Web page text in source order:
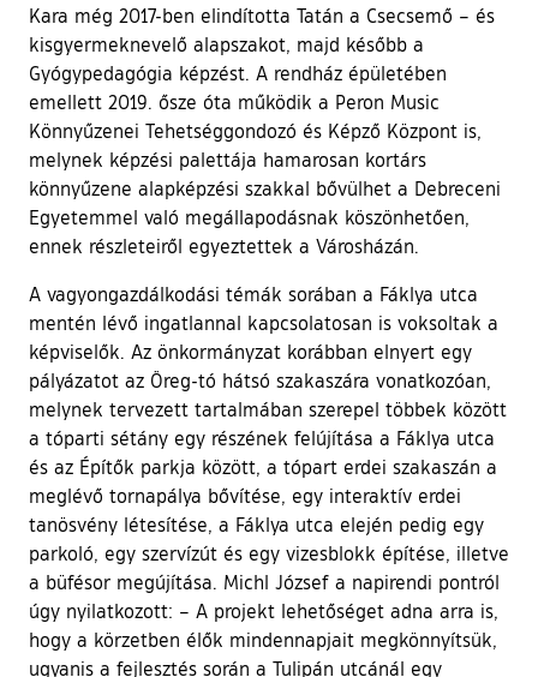
Kara még 2017-ben elindította Tatán a Csecsemő – és
kisgyermeknevelő alapszakot, majd később a
Gyógypedagógia képzést. A rendház épületében
emellett 2019. ősze óta működik a Peron Music
Könnyűzenei Tehetséggondozó és Képző Központ is,
melynek képzési palettája hamarosan kortárs
könnyűzene alapképzési szakkal bővülhet a Debreceni
Egyetemmel való megállapodásnak köszönhetően,
ennek részleteiről egyeztettek a Városházán.
A vagyongazdálkodási témák sorában a Fáklya utca
mentén lévő ingatlannal kapcsolatosan is voksoltak a
képviselők. Az önkormányzat korábban elnyert egy
pályázatot az Öreg-tó hátsó szakaszára vonatkozóan,
melynek tervezett tartalmában szerepel többek között
a tóparti sétány egy részének felújítása a Fáklya utca
és az Építők parkja között, a tópart erdei szakaszán a
meglévő tornapálya bővítése, egy interaktív erdei
tanösvény létesítése, a Fáklya utca elején pedig egy
parkoló, egy szervízút és egy vizesblokk építése, illetve
a büfésor megújítása. Michl József a napirendi pontról
úgy nyilatkozott: – A projekt lehetőséget adna arra is,
hogy a körzetben élők mindennapjait megkönnyítsük,
ugyanis a fejlesztés során a Tulipán utcánál egy